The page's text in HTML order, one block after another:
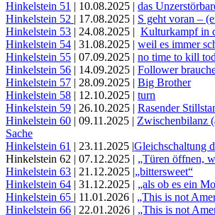
Hinkelstein 51 | 10.08.2025 | das
Hinkelstein 52 | 17.08.2025 | S geht voran –
Hinkelstein 53 | 24.08.2025 | Kulturkampf in
Hinkelstein 54 | 31.08.2025 | weil es immer
Hinkelstein 55 | 07.09.2025 | no time to kill
Hinkelstein 56 | 14.09.2025 | Follower
Hinkelstein 57 | 28.09.2025 | Big Brother
Hinkelstein 58 | 12.10.2025 | turn
Hinkelstein 59 | 26.10.2025 | Rasender
Hinkelstein 60 | 09.11.2025 | Zwischenbilanz
Sache
Hinkelstein 61 | 23.11.2025 |Gleichschaltung
Hinkelstein 62 | 07.12.2025 | „Türen öffnen,
Hinkelstein 63 | 21.12.2025 |„bittersweet“
Hinkelstein 64 | 31.12.2025 | „als ob es ein
Hinkelstein 65 | 11.01.2026 | „This is not
Hinkelstein 66 | 22.01.2026 | „This is not